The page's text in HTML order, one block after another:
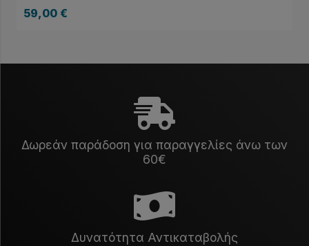
59,00 €
Δωρεάν παράδοση για παραγγελίες άνω των
60€
Δυνατότητα Αντικαταβολής